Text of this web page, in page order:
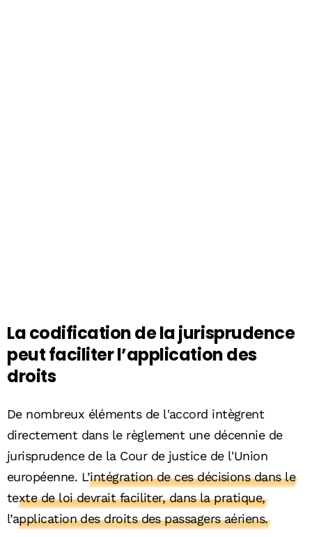
La codification de la jurisprudence
peut faciliter l’application des
droits
De nombreux éléments de l'accord intègrent
directement dans le règlement une décennie de
jurisprudence de la Cour de justice de l'Union
européenne. L’intégration de ces décisions dans le
texte de loi devrait faciliter, dans la pratique,
l’application des droits des passagers aériens.